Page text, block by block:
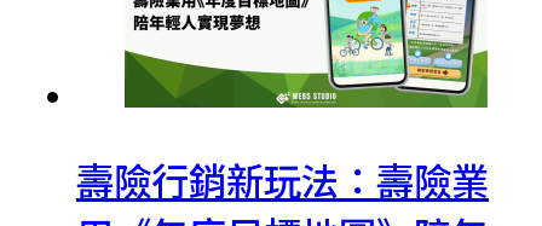
壽險行銷新玩法：壽險業